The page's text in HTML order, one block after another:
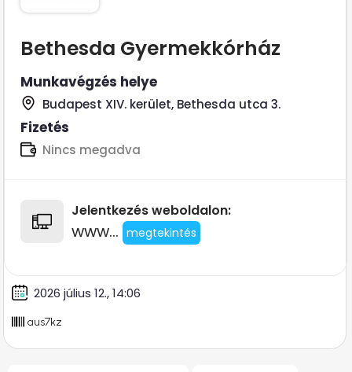
Bethesda Gyermekkórház
Munkavégzés helye
Budapest XIV. kerület, Bethesda utca 3.
Fizetés
Nincs megadva
Jelentkezés weboldalon:
www... megtekintés
2026 július 12., 14:06
aus7kz